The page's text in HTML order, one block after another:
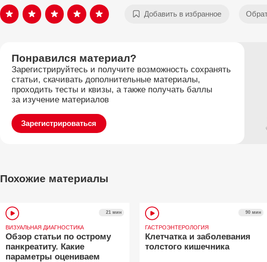
Добавить в избранное
Понравился материал?
Зарегистрируйтесь и получите возможность сохранять
статьи, скачивать дополнительные материалы,
проходить тесты и квизы, а также получать баллы
за изучение материалов
Зарегистрироваться
Похожие материалы
ВИЗУАЛЬНАЯ ДИАГНОСТИКА
21 мин
Обзор статьи по острому
панкреатиту. Какие
параметры оцениваем
ГАСТРОЭНТЕРОЛОГИЯ
90 мин
Клетчатка и заболевания
толстого кишечника